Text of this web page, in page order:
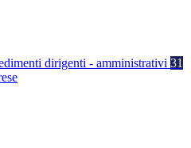
dirigenti - amministrativi 31